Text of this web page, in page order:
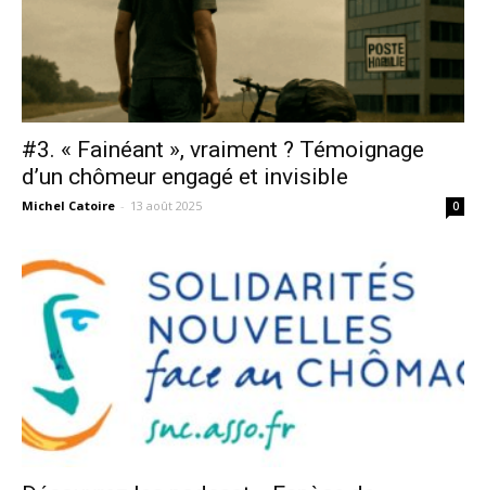
#3. « Fainéant », vraiment ? Témoignage
d’un chômeur engagé et invisible
Michel Catoire - 13 août 2025 0